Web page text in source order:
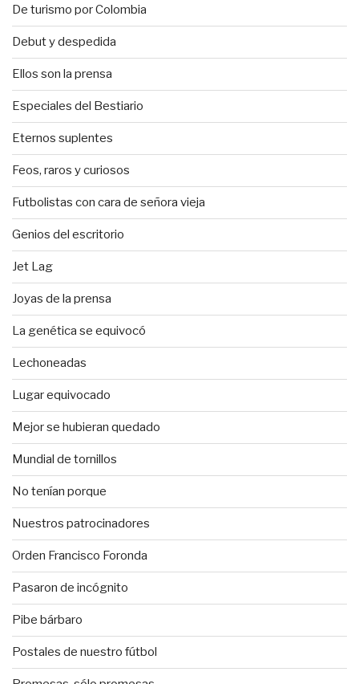
De turismo por Colombia
Debut y despedida
Ellos son la prensa
Especiales del Bestiario
Eternos suplentes
Feos, raros y curiosos
Futbolistas con cara de señora vieja
Genios del escritorio
Jet Lag
Joyas de la prensa
La genética se equivocó
Lechoneadas
Lugar equivocado
Mejor se hubieran quedado
Mundial de tornillos
No tenían porque
Nuestros patrocinadores
Orden Francisco Foronda
Pasaron de incógnito
Pibe bárbaro
Postales de nuestro fútbol